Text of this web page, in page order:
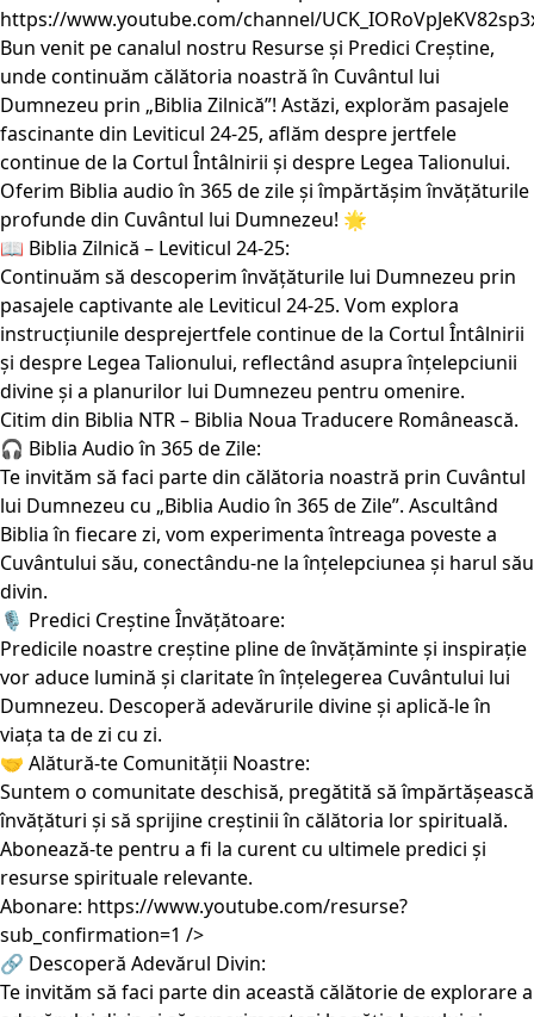
https://www.youtube.com/channel/
Bun venit pe canalul nostru Resurse și Predici Creștine,
unde continuăm călătoria noastră în Cuvântul lui
Dumnezeu prin „Biblia Zilnică”! Astăzi, explorăm pasajele
fascinante din Leviticul 24-25, aflăm despre jertfele
continue de la Cortul Întâlnirii și despre Legea Talionului.
Oferim Biblia audio în 365 de zile și împărtășim învățăturile
profunde din Cuvântul lui Dumnezeu! 🌟
📖 Biblia Zilnică – Leviticul 24-25:
Continuăm să descoperim învățăturile lui Dumnezeu prin
pasajele captivante ale Leviticul 24-25. Vom explora
instrucțiunile desprejertfele continue de la Cortul Întâlnirii
și despre Legea Talionului, reflectând asupra înțelepciunii
divine și a planurilor lui Dumnezeu pentru omenire.
Citim din Biblia NTR – Biblia Noua Traducere Românească.
🎧 Biblia Audio în 365 de Zile:
Te invităm să faci parte din călătoria noastră prin Cuvântul
lui Dumnezeu cu „Biblia Audio în 365 de Zile”. Ascultând
Biblia în fiecare zi, vom experimenta întreaga poveste a
Cuvântului său, conectându-ne la înțelepciunea și harul său
divin.
🎙️ Predici Creștine Învățătoare:
Predicile noastre creștine pline de învățăminte și inspirație
vor aduce lumină și claritate în înțelegerea Cuvântului lui
Dumnezeu. Descoperă adevărurile divine și aplică-le în
viața ta de zi cu zi.
🤝 Alătură-te Comunității Noastre:
Suntem o comunitate deschisă, pregătită să împărtășească
învățături și să sprijine creștinii în călătoria lor spirituală.
Abonează-te pentru a fi la curent cu ultimele predici și
resurse spirituale relevante.
Abonare: https://www.youtube.com/resurse?
sub_confirmation=1 />
🔗 Descoperă Adevărul Divin:
Te invităm să faci parte din această călătorie de explorare a